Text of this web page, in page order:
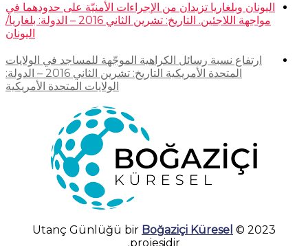
اليونان وبلغاريا تزيدان من الإجراءات الأمنيّة على حدودهما في
مواجهة اللاجئين. التاريخ: تشرين الثاني 2016 – الدولة: بلغاريا/
اليونان
ارتفاع نسبة رسائل الكراهية الموجّهة للمساجد في الولايات
المتحدة الأمريكية التاريخ: تشرين الثاني 2016 – الدولة:
الولايات المتحدة الأمريكية
2023 © Utanç Günlüğü bir
Boğaziçi Küresel
projesidir.